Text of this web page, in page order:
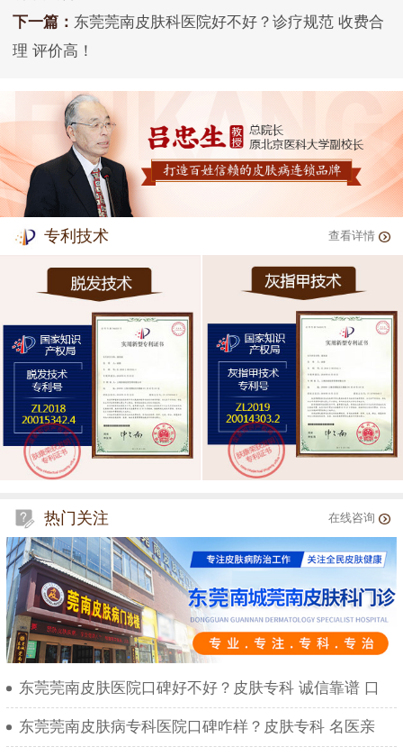
下一篇： 东莞莞南皮肤科医院好不好？诊疗规范 收费合
理 评价高！
专利技术 查看详情
热门关注 在线咨询
东莞莞南皮肤医院口碑好不好？皮肤专科 诚信靠谱 口
东莞莞南皮肤病专科医院口碑咋样？皮肤专科 名医亲